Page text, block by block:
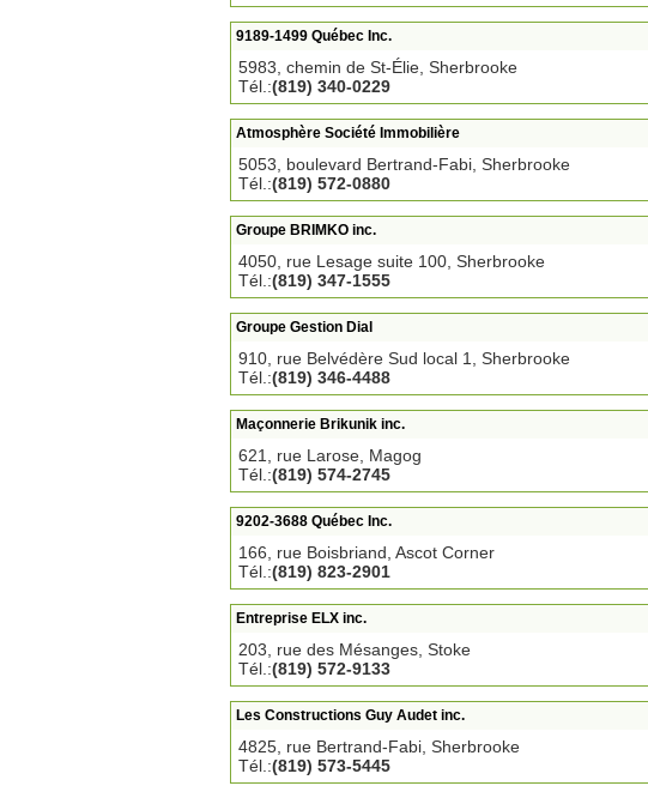
9189-1499 Québec Inc.
5983, chemin de St-Élie, Sherbrooke
Tél.:(819) 340-0229
Atmosphère Société Immobilière
5053, boulevard Bertrand-Fabi, Sherbrooke
Tél.:(819) 572-0880
Groupe BRIMKO inc.
4050, rue Lesage suite 100, Sherbrooke
Tél.:(819) 347-1555
Groupe Gestion Dial
910, rue Belvédère Sud local 1, Sherbrooke
Tél.:(819) 346-4488
Maçonnerie Brikunik inc.
621, rue Larose, Magog
Tél.:(819) 574-2745
9202-3688 Québec Inc.
166, rue Boisbriand, Ascot Corner
Tél.:(819) 823-2901
Entreprise ELX inc.
203, rue des Mésanges, Stoke
Tél.:(819) 572-9133
Les Constructions Guy Audet inc.
4825, rue Bertrand-Fabi, Sherbrooke
Tél.:(819) 573-5445